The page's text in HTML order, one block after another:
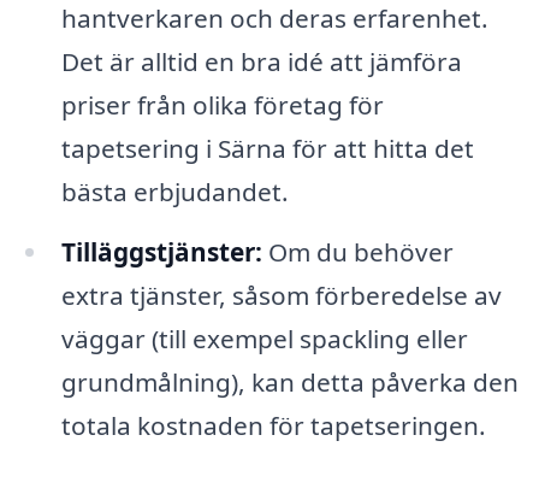
hantverkaren och deras erfarenhet.
Det är alltid en bra idé att jämföra
priser från olika företag för
tapetsering i Särna för att hitta det
bästa erbjudandet.
Tilläggstjänster: Om du behöver
extra tjänster, såsom förberedelse av
väggar (till exempel spackling eller
grundmålning), kan detta påverka den
totala kostnaden för tapetseringen.